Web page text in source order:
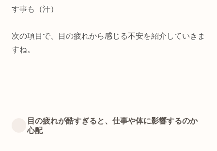
す事も（汗）
次の項目で、目の疲れから感じる不安を紹介していきま
すね。
目の疲れが酷すぎると、仕事や体に影響するのか
心配